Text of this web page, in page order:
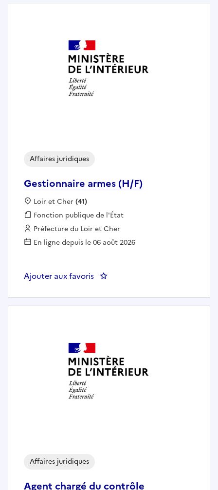
Gestionnaire armes (H/F)
Affaires juridiques
Localisation :
Loir et Cher (41)
Fonction publique :
Fonction publique de l'État
Employeur :
Préfecture du Loir et Cher
En ligne depuis le 06 août 2026
Ajouter aux favoris : Gestionnaire armes (H/F)
Agent chargé du contrôle
Affaires juridiques